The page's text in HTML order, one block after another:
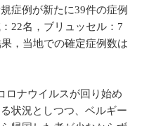
症例が新たに39件の症例
22名，ブリュッセル：7
，当地での確定症例数は
ナウイルスが回り始め
状況としつつ、ベルギー